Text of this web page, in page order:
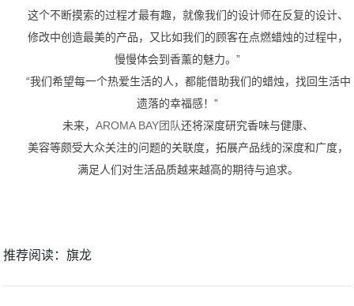
这个不断摸索的过程才最有趣，就像我们的设计师在反复的设计、
修改中创造最美的产品，又比如我们的顾客在点燃蜡烛的过程中，
慢慢体会到香薰的魅力。”
“我们希望每一个热爱生活的人，都能借助我们的蜡烛，找回生活中
遗落的幸福感！”
未来， AROMA BAY团队还将深度研究香味与健康、
美容等颇受大众关注的问题的关联度，拓展产品线的深度和广度，
满足人们对生活品质越来越高的期待与追求。
推荐阅读：旗龙